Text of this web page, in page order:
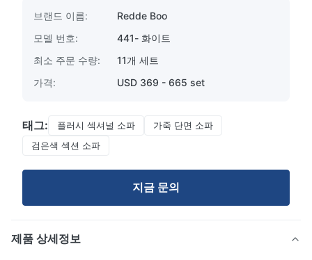
브랜드 이름:
Redde Boo
모델 번호:
441- 화이트
최소 주문 수량:
11개 세트
가격:
USD 369 - 665 set
태그: 플러시 섹셔널 소파
가죽 단면 소파
검은색 섹션 소파
지금 문의
제품 상세정보